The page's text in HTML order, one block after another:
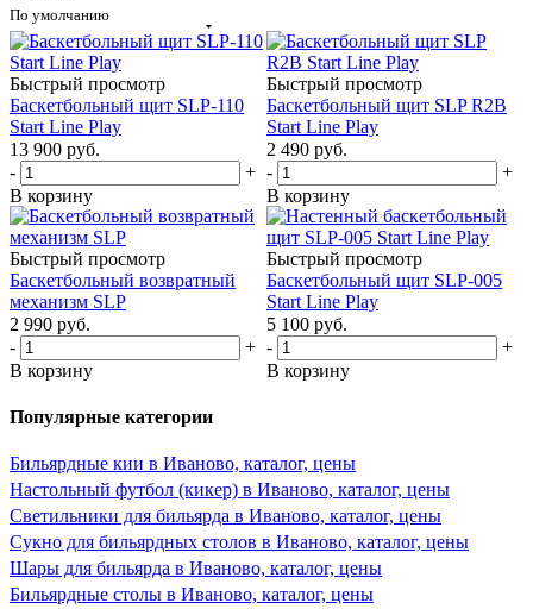
По умолчанию
Быстрый просмотр
Баскетбольный щит SLP-110
Start Line Play
13 900 руб.
-
+
В корзину
Быстрый просмотр
Баскетбольный щит SLP R2B
Start Line Play
2 490 руб.
-
+
В корзину
Быстрый просмотр
Баскетбольный возвратный
механизм SLP
2 990 руб.
-
+
В корзину
Быстрый просмотр
Баскетбольный щит SLP-005
Start Line Play
5 100 руб.
-
+
В корзину
Популярные категории
Бильярдные кии в Иваново, каталог, цены
Настольный футбол (кикер) в Иваново, каталог, цены
Светильники для бильярда в Иваново, каталог, цены
Сукно для бильярдных столов в Иваново, каталог, цены
Шары для бильярда в Иваново, каталог, цены
Бильярдные столы в Иваново, каталог, цены